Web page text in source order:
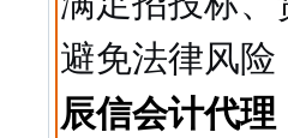
避免法律风险
辰信会计代